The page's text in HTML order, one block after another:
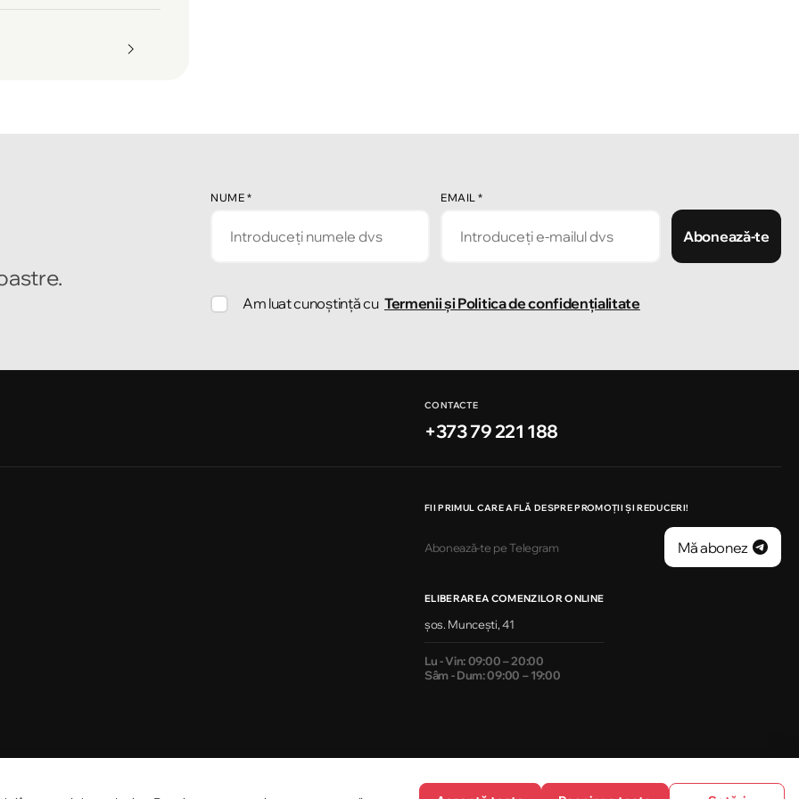
NUME * EMAIL*
Abonează-te
Am luat cunoștință cu Termenii și Politica de confidențialitate
CONTACTE
+373 79 221 188
FII PRIMUL CARE AFLĂ DESPRE PROMOȚII ȘI REDUCERI!
Abonează-te pe Telegram Mă abonez
ELIBERAREA COMENZILOR ONLINE
șos. Muncești, 41
Lu - Vin: 09:00 – 20:00
Sâm - Dum: 09:00 – 19:00